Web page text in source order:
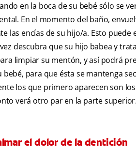
en la boca de su bebé sólo se
En el momento del baño,
las encías de su hijo/a. Esto
descubra que su hijo babea y
limpiar su mentón, y así podrá
bebé, para que ésta se mantenga
los que primero aparecen son
verá otro par en la parte superior.
el dolor de la dentición